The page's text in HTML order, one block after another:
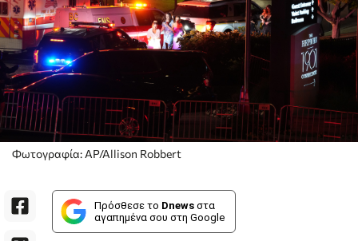
Φωτογραφία: AP/Allison Robbert
Πρόσθεσε το Dnews στα
αγαπημένα σου στη Google